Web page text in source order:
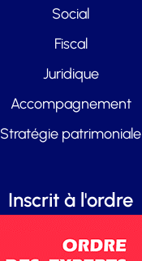
Social
Fiscal
Juridique
Accompagnement
Stratégie patrimoniale
Inscrit à l'ordre